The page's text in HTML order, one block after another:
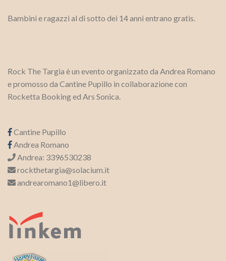
Bambini e ragazzi al di sotto dei 14 anni entrano gratis.
Rock The Targia è un evento organizzato da Andrea Romano
e promosso da Cantine Pupillo in collaborazione con
Rocketta Booking ed Ars Sonica.
Cantine Pupillo
Andrea Romano
Andrea: 3396530238
rockthetargia@solacium.it
andrearomano1@libero.it